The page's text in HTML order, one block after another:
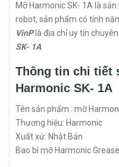
Mỡ Harmonic SK- 1A là
robot, sản phẩm có tính
VinPlà địa chỉ uy tín
SK- 1A
Thông tin chi tiết
Harmonic SK- 1A
Tên sản phẩm : mỡ
Thương hiệu: Harmonic
Xuất xứ: Nhật Bản
Bao bì mỡ Harmonic